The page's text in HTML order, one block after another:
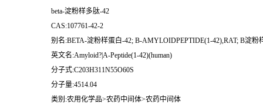
beta-淀粉样多肽-42
CAS:107761-42-2
别名:BETA-淀粉样蛋白-42; Β-AMYLOIDPEPTIDE(1-42),RAT; Β淀
英文名:Amyloid?|A-Peptide(1-42)(human)
分子式:C203H311N55O60S
分子量:4514.04
类别:农用化学品>农药中间体>农药中间体